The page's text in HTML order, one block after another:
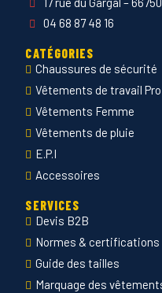
04 68 87 48 16
CATÉGORIES
Chaussures de sécurité
Vêtements de travail Pro
Vêtements Femme
Vêtements de pluie
E.P.I
Accessoires
SERVICES
Devis B2B
Normes & certifications
Guide des tailles
Marquage des